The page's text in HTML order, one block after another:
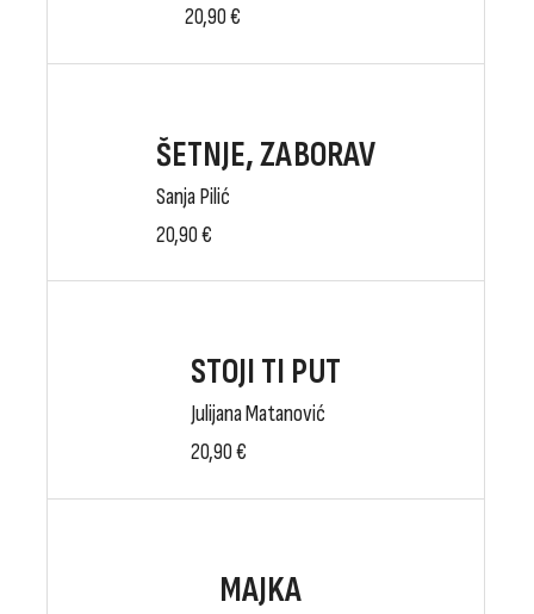
20,90€
ŠETNJE, ZABORAV
Sanja Pilić
20,90€
STOJI TI PUT
Julijana Matanović
20,90€
MAJKA